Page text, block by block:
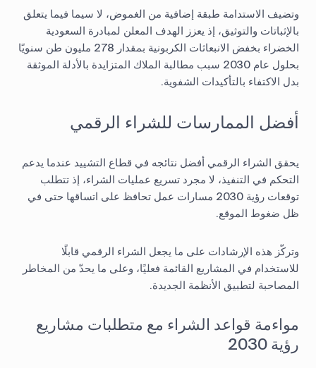
وتضيف الاستدامة طبقة إضافية من الغموض، لا سيما فيما يتعلق
بالإثباتات والتوثيق، إذ يعزز الهدف المعلن لمبادرة السعودية
الخضراء بخفض الانبعاثات الكربونية بمقدار 278 مليون طن سنويًا
بحلول عام 2030 سبب مطالبة الملاك المتزايدة بالأدلة الموثقة
بدل الاكتفاء بالتأكيدات الشفوية.
أفضل الممارسات للشراء الرقمي
يحقق الشراء الرقمي أفضل نتائجه في قطاع التشييد عندما يدعم
التحكم في التنفيذ، لا مجرد تسريع عمليات الشراء، إذ تتطلب
توقعات رؤية 2030 مسارات عمل تحافظ على اتساقها حتى في
ظل ضغوط الموقع.
وتركّز هذه الإرشادات على ما يجعل الشراء الرقمي قابلًا
للاستخدام في المشاريع القائمة فعليًا، وعلى ما يحدّ من المخاطر
المصاحبة لتطبيق الأنظمة الجديدة.
مواءمة قواعد الشراء مع متطلبات مشاريع
رؤية 2030